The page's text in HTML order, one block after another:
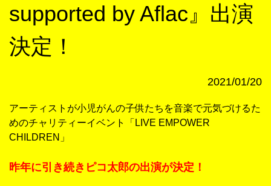
supported by Aflac』出演
決定！
2021/01/20
アーティストが小児がんの子供たちを音楽で元気づけるた
めのチャリティーイベント
「LIVE EMPOWER
CHILDREN」
昨年に引き続きピコ太郎の出演が決定！